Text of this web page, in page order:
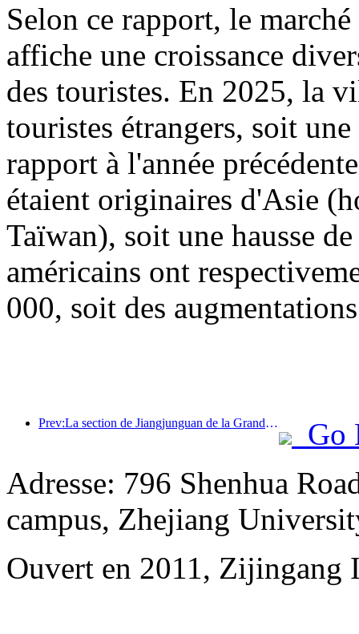
Selon ce rapport, le
affiche une croissance
des touristes. En 2025, la
touristes étrangers, soit
rapport à l'année
étaient originaires d'Asie
Taïwan), soit une hausse
américains ont
000, soit des
Prev:La section de Jiangjunguan de la Grande Muraille, située dans le district de Pinggu à Pékin, devrait ouvrir au public dès la fin de l'année 2026.
Go
Adresse: 796 Shenhua
campus, Zhejiang
Ouvert en 2011, Zijingang